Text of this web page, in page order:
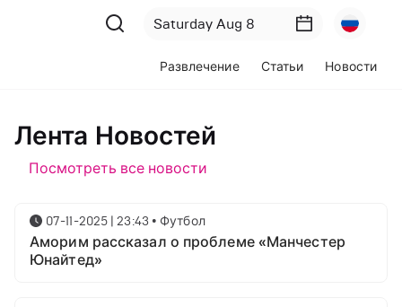
Развлечение Статьи Новости
Лента Новостей
Посмотреть все новости
07-11-2025 | 23:43 • Футбол
Аморим рассказал о проблеме «Манчестер
Юнайтед»